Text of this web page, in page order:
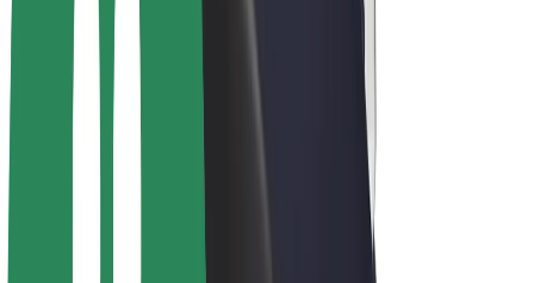
สร้างรายได้กับ Bolt
คนขับ